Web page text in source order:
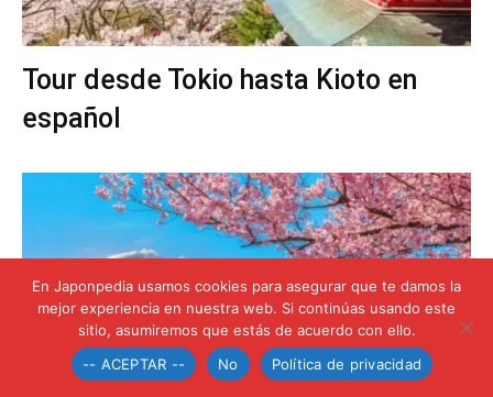
Tour desde Tokio hasta Kioto en
español
En Japonpedia usamos cookies para asegurar que te damos la
mejor experiencia en nuestra web. Si continúas usando este
sitio, asumiremos que estás de acuerdo con ello.
-- ACEPTAR --
No Política de privacidad